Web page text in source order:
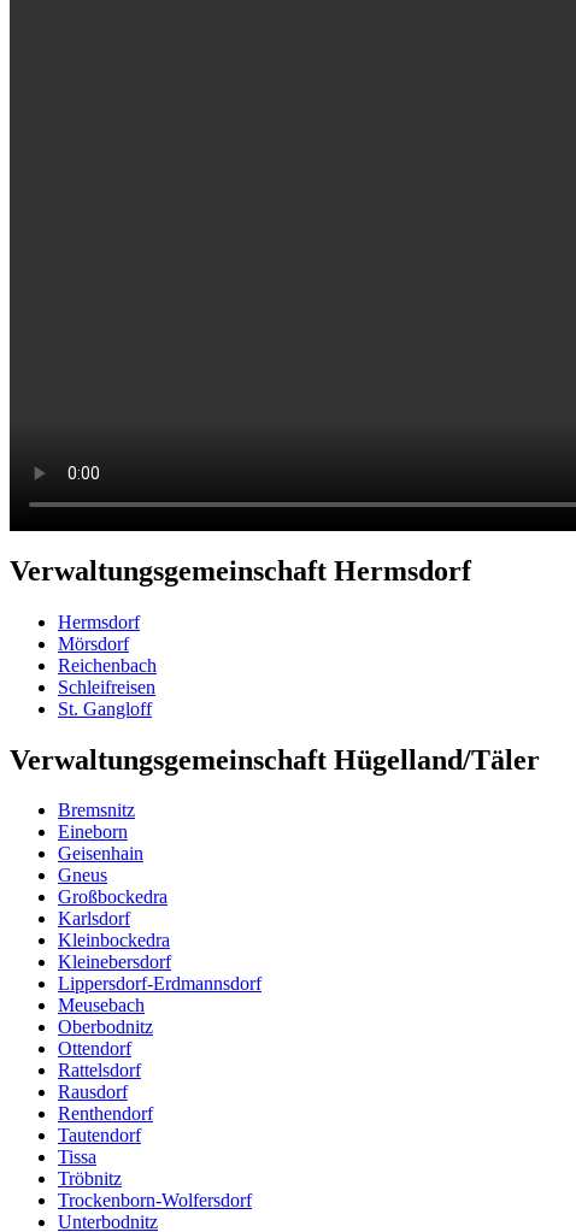
Verwaltungsgemeinschaft Hermsdorf
Hermsdorf
Mörsdorf
Reichenbach
Schleifreisen
St. Gangloff
Verwaltungsgemeinschaft Hügelland/Täler
Bremsnitz
Eineborn
Geisenhain
Gneus
Großbockedra
Karlsdorf
Kleinbockedra
Kleinebersdorf
Lippersdorf-Erdmannsdorf
Meusebach
Oberbodnitz
Ottendorf
Rattelsdorf
Rausdorf
Renthendorf
Tautendorf
Tissa
Tröbnitz
Trockenborn-Wolfersdorf
Unterbodnitz